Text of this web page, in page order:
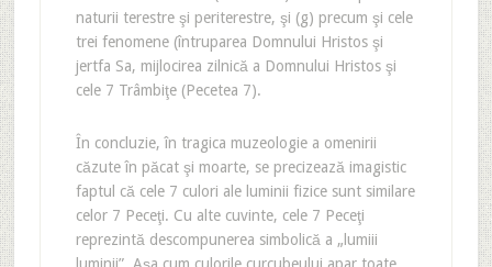
naturii terestre şi periterestre, şi (g) precum şi cele
trei fenomene (întruparea Domnului Hristos şi
jertfa Sa, mijlocirea zilnică a Domnului Hristos şi
cele 7 Trâmbiţe (Pecetea 7).
În concluzie, în tragica muzeologie a omenirii
căzute în păcat şi moarte, se precizează imagistic
faptul că cele 7 culori ale luminii fizice sunt similare
celor 7 Peceţi. Cu alte cuvinte, cele 7 Peceţi
reprezintă descompunerea simbolică a „lumiii